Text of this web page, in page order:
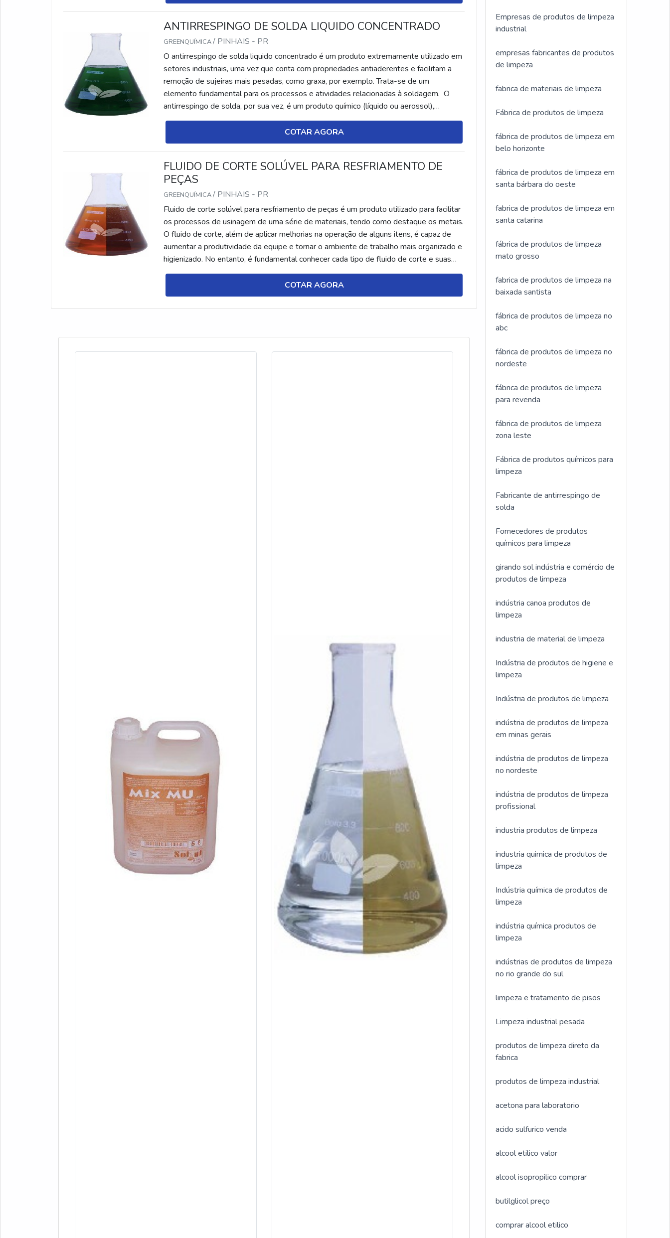
ANTIRRESPINGO DE SOLDA LIQUIDO CONCENTRADO
GREENQUÍMICA/ PINHAIS - PR
O antirrespingo de solda liquido concentrado é um produto extremamente utilizado em
setores industriais, uma vez que conta com propriedades antiaderentes e facilitam a
remoção de sujeiras mais pesadas, como graxa, por exemplo. Trata-se de um
elemento fundamental para os processos e atividades relacionadas à soldagem. O
antirrespingo de solda, por sua vez, é um produto químico (líquido ou aerossol),
desenvolvido por meio de agentes anti...
COTAR AGORA
FLUIDO DE CORTE SOLÚVEL PARA RESFRIAMENTO DE
PEÇAS
GREENQUÍMICA/ PINHAIS - PR
Fluido de corte solúvel para resfriamento de peças é um produto utilizado para facilitar
os processos de usinagem de uma série de materiais, tendo como destaque os metais.
O fluido de corte, além de aplicar melhorias na operação de alguns itens, é capaz de
aumentar a produtividade da equipe e tornar o ambiente de trabalho mais organizado e
higienizado. No entanto, é fundamental conhecer cada tipo de fluido de corte e suas
respectivas ap...
COTAR AGORA
Empresas de produtos de limpeza
industrial
empresas fabricantes de produtos
de limpeza
fabrica de materiais de limpeza
Fábrica de produtos de limpeza
fábrica de produtos de limpeza em
belo horizonte
fábrica de produtos de limpeza em
santa bárbara do oeste
fabrica de produtos de limpeza em
santa catarina
fábrica de produtos de limpeza
mato grosso
fabrica de produtos de limpeza na
baixada santista
fábrica de produtos de limpeza no
abc
fábrica de produtos de limpeza no
nordeste
fábrica de produtos de limpeza
para revenda
fábrica de produtos de limpeza
zona leste
Fábrica de produtos químicos para
limpeza
Fabricante de antirrespingo de
solda
Fornecedores de produtos
químicos para limpeza
girando sol indústria e comércio de
produtos de limpeza
indústria canoa produtos de
limpeza
industria de material de limpeza
Indústria de produtos de higiene e
limpeza
Indústria de produtos de limpeza
indústria de produtos de limpeza
em minas gerais
indústria de produtos de limpeza
no nordeste
indústria de produtos de limpeza
profissional
industria produtos de limpeza
industria quimica de produtos de
limpeza
Indústria química de produtos de
limpeza
indústria química produtos de
limpeza
indústrias de produtos de limpeza
no rio grande do sul
limpeza e tratamento de pisos
Limpeza industrial pesada
produtos de limpeza direto da
fabrica
produtos de limpeza industrial
acetona para laboratorio
acido sulfurico venda
alcool etilico valor
alcool isopropilico comprar
butilglicol preço
comprar alcool etilico